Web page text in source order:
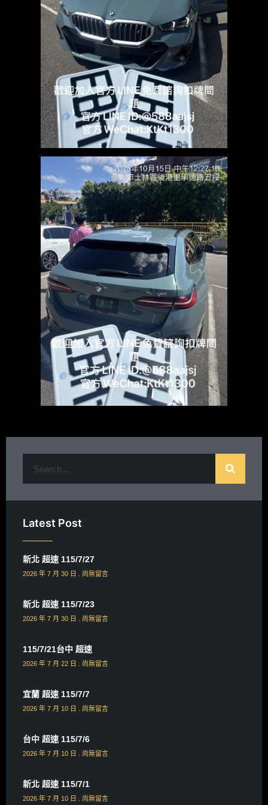
Latest Post
新北 超速 115/7/27
2026 年 7 月 30 日 尚無留言
新北 超速 115/7/23
2026 年 7 月 30 日 尚無留言
115/7/21台中 超速
2026 年 7 月 22 日 尚無留言
宜蘭 超速 115/7/7
2026 年 7 月 10 日 尚無留言
台中 超速 115/7/6
2026 年 7 月 10 日 尚無留言
新北 超速 115/7/1
2026 年 7 月 10 日 尚無留言